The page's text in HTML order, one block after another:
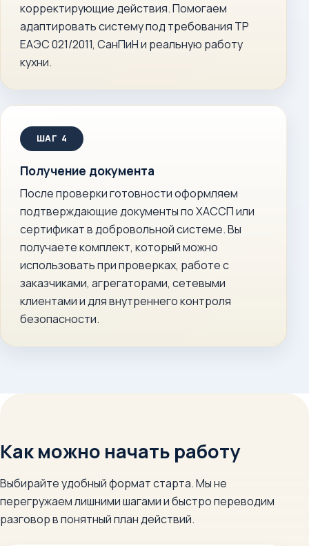
корректирующие действия. Помогаем
адаптировать систему под требования ТР
ЕАЭС 021/2011, СанПиН и реальную работу
кухни.
Получение документа
После проверки готовности оформляем
подтверждающие документы по ХАССП или
сертификат в добровольной системе. Вы
получаете комплект, который можно
использовать при проверках, работе с
заказчиками, агрегаторами, сетевыми
клиентами и для внутреннего контроля
безопасности.
Как можно начать работу
Выбирайте удобный формат старта. Мы не
перегружаем лишними шагами и быстро переводим
разговор в понятный план действий.